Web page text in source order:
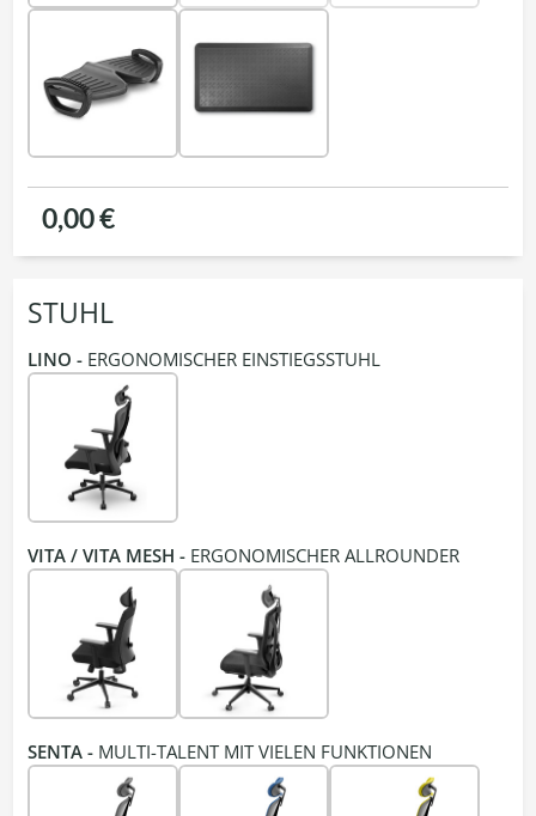
0,00 €
STUHL
LINO - ERGONOMISCHER EINSTIEGSSTUHL
VITA / VITA MESH - ERGONOMISCHER ALLROUNDER
SENTA - MULTI-TALENT MIT VIELEN FUNKTIONEN